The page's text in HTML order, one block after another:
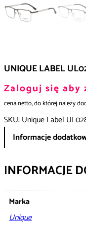
UNIQUE LABEL
Zaloguj się aby
cena netto, do której należy
SKU: Unique Label
Informacje
INFORMACJE
Marka
Unique